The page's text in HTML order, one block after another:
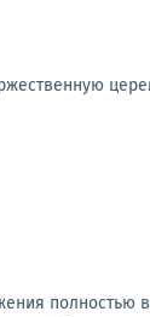
полностью